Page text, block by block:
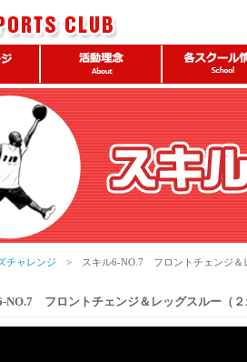
チャレンジ > スキル6-NO.7 フロントチェンジ＆
NO.7 フロントチェンジ＆レッグスルー（